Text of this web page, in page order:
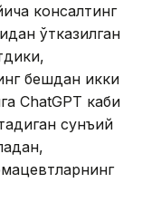
консалтинг
ўтказилган
бешдан икки
ChatGPT каби
сунъий